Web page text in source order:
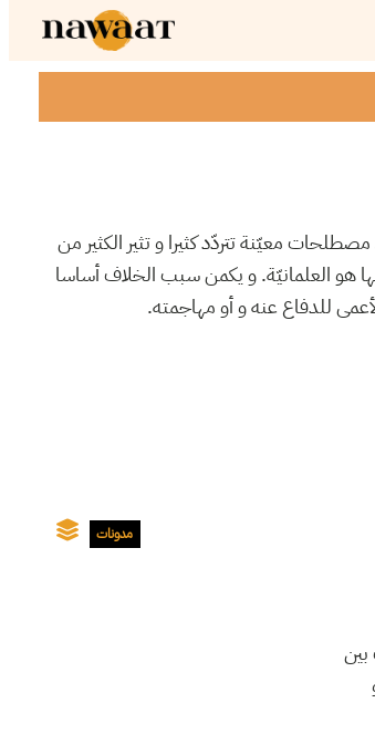
معيّنة تتردّد كثيرا و تثير الكثير من
هو العلمانيّة. و يكمن سبب الخلاف أساسا
للدفاع عنه و أو مهاجمته.
مدونات
بين